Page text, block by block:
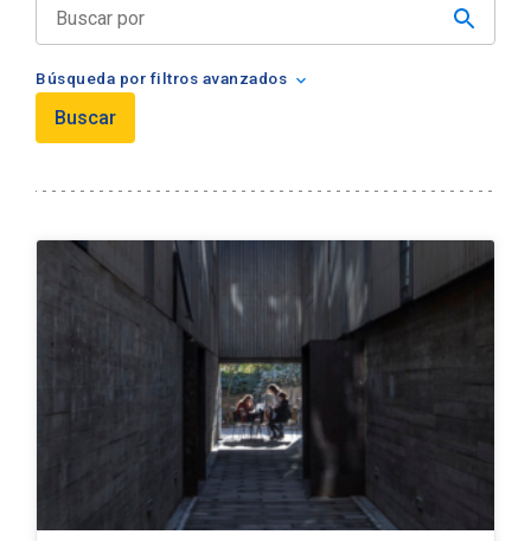
Búsqueda por filtros avanzados keyboard_arrow_down
Buscar